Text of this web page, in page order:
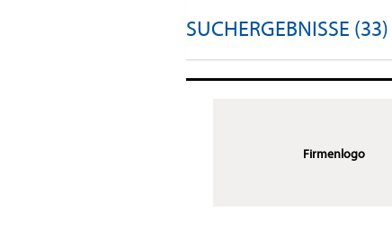
SUCHERGEBNISSE (33)
Firmenlogo